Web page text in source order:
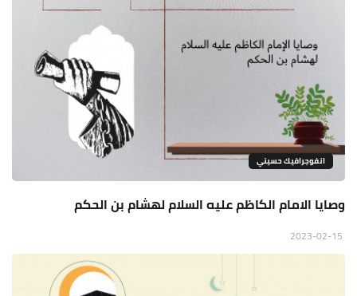
انفوجرافيك حسيني
وصايا الامام الكاظم عليه السلام لهشام بن الحكم